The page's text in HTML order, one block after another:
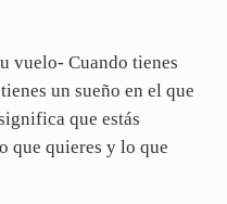
vuelo- Cuando tienes
un sueño en el que
que estás
que quieres y lo que